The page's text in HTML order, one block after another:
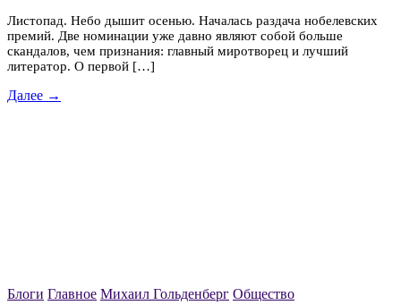
Листопад. Небо дышит осенью. Началась раздача нобелевских
премий. Две номинации уже давно являют собой больше
скандалов, чем признания: главный миротворец и лучший
литератор. О первой […]
Далее →
Блоги Главное Михаил Гольденберг Общество